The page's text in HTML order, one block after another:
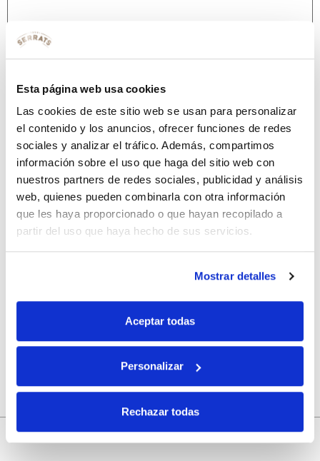
Esta página web usa cookies
Las cookies de este sitio web se usan para personalizar
el contenido y los anuncios, ofrecer funciones de redes
sociales y analizar el tráfico. Además, compartimos
información sobre el uso que haga del sitio web con
nuestros partners de redes sociales, publicidad y análisis
web, quienes pueden combinarla con otra información
que les haya proporcionado o que hayan recopilado a
partir del uso que haya hecho de sus servicios.
Mostrar detalles
Aceptar todas
Personalizar
Rechazar todas
Nombre*
Correo electrónico*
Web
navegador para la próxima vez que comente.